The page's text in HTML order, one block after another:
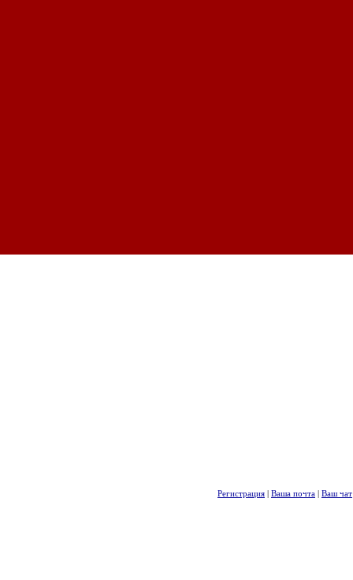
Регистрация | Ваша почта | Ваш чат